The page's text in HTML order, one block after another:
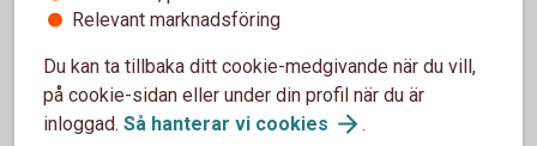
2 250 eller 3 000 kronor permånad
Kanske har du också i det här stadiet av din karriär kommit
upp i lön. Tjänar du runt 56 000 kronor eller mer per månad
kan det vara en bra idé att löneväxla, det vill säga att låta
Relevant marknadsföring
Du kan ta tillbaka ditt cookie-medgivande när du vill,
på cookie-sidan eller under din profil när du är
inloggad. Så hanterar vi cookies .